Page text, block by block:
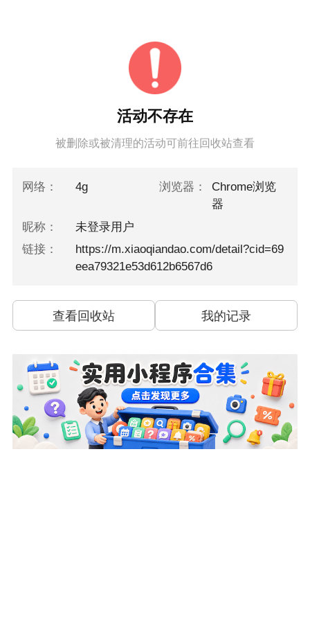
活动不存在
被删除或被清理的活动可前往回收站查看
网络： 4g 浏览器：
Chrome浏览
器
昵称：
未登录用户
链接：
https://m.xiaoqiandao.com/detail?cid=69
eea79321e53d612b6567d6
查看回收站 我的记录